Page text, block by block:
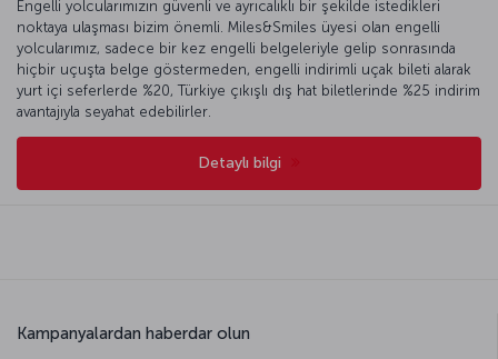
Engelli yolcularımızın güvenli ve ayrıcalıklı bir şekilde istedikleri
noktaya ulaşması bizim önemli. Miles&Smiles üyesi olan engelli
yolcularımız, sadece bir kez engelli belgeleriyle gelip sonrasında
hiçbir uçuşta belge göstermeden, engelli indirimli uçak bileti alarak
yurt içi seferlerde %20, Türkiye çıkışlı dış hat biletlerinde %25 indirim
avantajıyla seyahat edebilirler.
Detaylı bilgi
Kampanyalardan haberdar olun